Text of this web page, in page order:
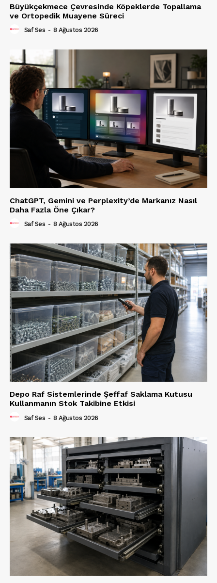
Büyükçekmece Çevresinde Köpeklerde Topallama
ve Ortopedik Muayene Süreci
Saf Ses - 8 Ağustos 2026
ChatGPT, Gemini ve Perplexity’de Markanız Nasıl
Daha Fazla Öne Çıkar?
Saf Ses - 8 Ağustos 2026
Depo Raf Sistemlerinde Şeffaf Saklama Kutusu
Kullanmanın Stok Takibine Etkisi
Saf Ses - 8 Ağustos 2026